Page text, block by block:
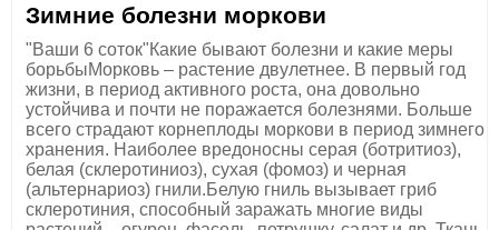
Зимние болезни моркови
"Ваши 6 соток"Какие бывают болезни и какие меры
борьбыМорковь – растение двулетнее. В первый год
жизни, в период активного роста, она довольно
устойчива и почти не поражается болезнями. Больше
всего страдают корнеплоды моркови в период зимнего
хранения. Наиболее вредоносны серая (ботритиоз),
белая (склеротиниоз), сухая (фомоз) и черная
(альтернариоз) гнили.Белую гниль вызывает гриб
склеротиния, способный заражать многие виды